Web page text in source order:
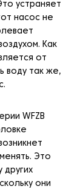
устраняет
насос не
Как
от
воду так же,
WFZB
Это
других
они